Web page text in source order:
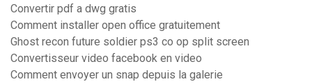
Convertir pdf a dwg gratis
Comment installer open office gratuitement
Ghost recon future soldier ps3 co op split screen
Convertisseur video facebook en video
Comment envoyer un snap depuis la galerie